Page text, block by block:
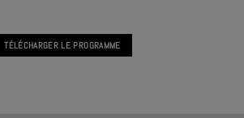
TÉLÉCHARGER LE PROGRAMME